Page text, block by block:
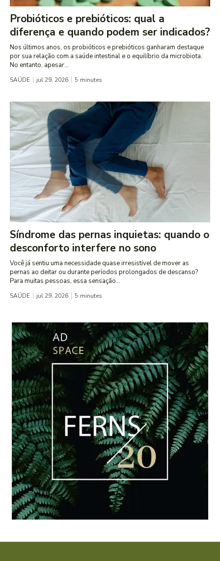
Probióticos e prebióticos: qual a
diferença e quando podem ser indicados?
Nos últimos anos, os probióticos e prebióticos ganharam destaque
por sua relação com a saúde intestinal e o equilíbrio da microbiota.
No entanto, apesar...
SAÚDE jul 29, 2026 5 minutes
Síndrome das pernas inquietas: quando o
desconforto interfere no sono
Você já sentiu uma necessidade quase irresistível de mover as
pernas ao deitar ou durante períodos prolongados de descanso?
Para muitas pessoas, essa sensação...
SAÚDE jul 29, 2026 5 minutes